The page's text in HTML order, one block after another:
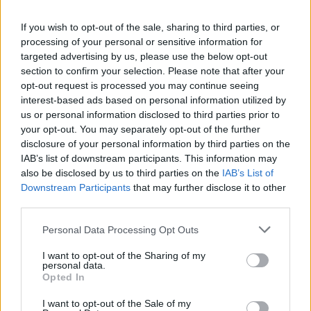
If you wish to opt-out of the sale, sharing to third parties, or
processing of your personal or sensitive information for
targeted advertising by us, please use the below opt-out
section to confirm your selection. Please note that after your
opt-out request is processed you may continue seeing
interest-based ads based on personal information utilized by
us or personal information disclosed to third parties prior to
your opt-out. You may separately opt-out of the further
disclosure of your personal information by third parties on the
IAB’s list of downstream participants. This information may
also be disclosed by us to third parties on the IAB’s List of
Downstream Participants that may further disclose it to other
Personal Data Processing Opt Outs
I want to opt-out of the Sharing of my
personal data.
Opted In
I want to opt-out of the Sale of my
[Sammelthread] Probleme rund um
Bahamarama
-triandafilla- ... 15 16 17
Antworten: 320 4 Juni 2026
[Sammelthread] Probleme mit
Farmhalle/Quest/Tutorial
-triandafilla- ... 15 16 17
25 April 2026
Erste Hilfe bei Fehlern
=Ontario=
Antworten:
1 27 Januar 2021
favicon.ico
-Urbanitas-
Erntehelfer
Antworten: 376
Probleme mit dem Handwerksviertel
Micky1960
Wolkenreihe "Mitternacht"